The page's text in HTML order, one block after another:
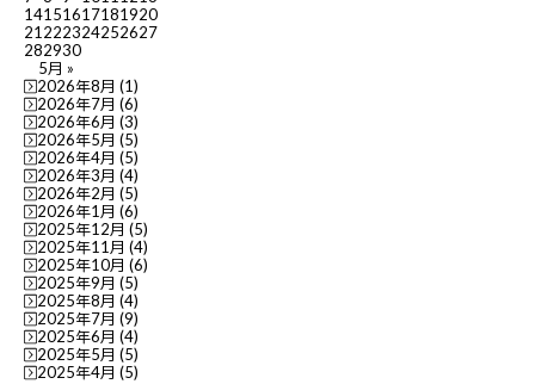
14151617181920
21222324252627
282930
5月 »
2026年8月 (1)
2026年7月 (6)
2026年6月 (3)
2026年5月 (5)
2026年4月 (5)
2026年3月 (4)
2026年2月 (5)
2026年1月 (6)
2025年12月 (5)
2025年11月 (4)
2025年10月 (6)
2025年9月 (5)
2025年8月 (4)
2025年7月 (9)
2025年6月 (4)
2025年5月 (5)
2025年4月 (5)